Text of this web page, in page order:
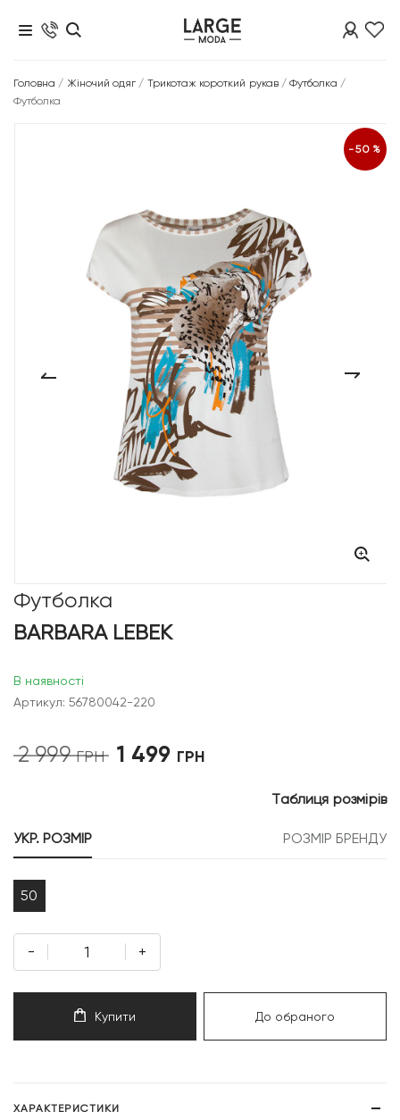
Головна / Жіночий одяг / Трикотаж короткий рукав/Футболка /
Футболка
-50%
Футболка
BARBARA LEBEK
В наявності
Артикул: 56780042-220
2 999ГРН
Оригінальна
1 499 ГРН
УКР. РОЗМІР
РОЗМІР БРЕНДУ
Таблиця розмірів
50
- +
Купити До обраного
ХАРАКТЕРИСТИКИ